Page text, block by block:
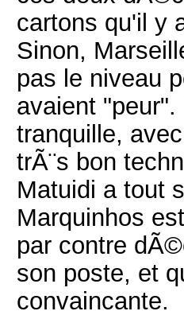
cartons qu'il y
Sinon,
pas le niveau
avaient
tranquille,
trÃ¨s bon
Matuidi a tout
Marquinhos
par contre
son poste, et
convaincante.